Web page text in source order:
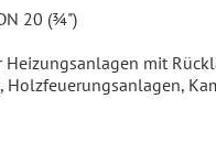
20 (¾")
Heizungsanlagen mit
Holzfeuerungsanlagen,